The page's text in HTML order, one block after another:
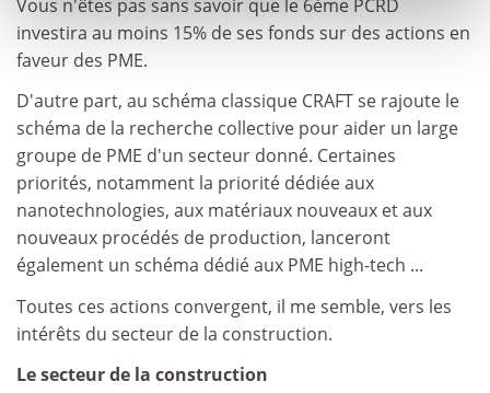
Vous n'êtes pas sans savoir que le 6ème PCRD
investira au moins 15% de ses fonds sur des actions en
faveur des PME.
D'autre part, au schéma classique CRAFT se rajoute le
schéma de la recherche collective pour aider un large
groupe de PME d'un secteur donné. Certaines
priorités, notamment la priorité dédiée aux
nanotechnologies, aux matériaux nouveaux et aux
nouveaux procédés de production, lanceront
également un schéma dédié aux PME high-tech ...
Toutes ces actions convergent, il me semble, vers les
intérêts du secteur de la construction.
Le secteur de la construction